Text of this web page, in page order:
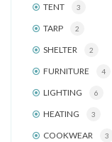
TENT 3
TARP 2
SHELTER 2
FURNITURE 4
LIGHTING 6
HEATING 3
COOKWEAR 3